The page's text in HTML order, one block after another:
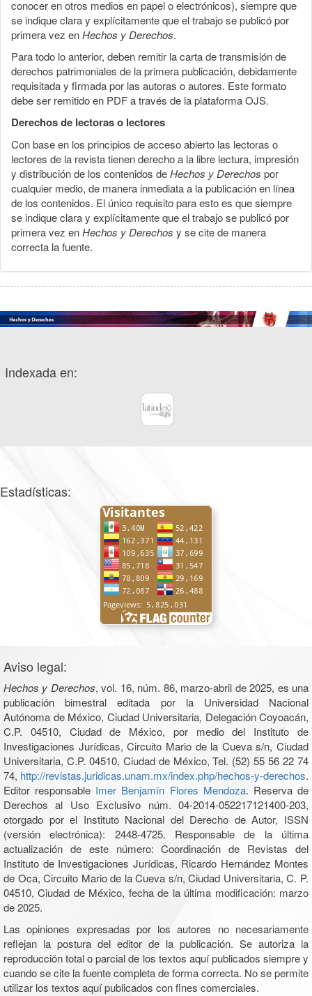
conocer en otros medios en papel o electrónicos), siempre que
se indique clara y explícitamente que el trabajo se publicó por
primera vez enHechos y Derechos.
Para todo lo anterior, deben remitir la carta de transmisión de
derechos patrimoniales de la primera publicación, debidamente
requisitada y firmada por las autoras o autores. Este formato
debe ser remitido en PDF a través de la plataforma OJS.
Derechos de lectoras o lectores
Con base en los principios de acceso abierto las lectoras o
lectores de la revista tienen derecho a la libre lectura, impresión
y distribución de los contenidos deHechos y Derechos por
cualquier medio, de manera inmediata a la publicación en línea
de los contenidos. El único requisito para esto es que siempre
se indique clara y explícitamente que el trabajo se publicó por
primera vez enHechos y Derechos y se cite de manera
correcta la fuente.
Indexada en:
Estadísticas:
Aviso legal:
Hechos y Derechos, vol. 16, núm. 86, marzo-abril de 2025, es una
publicación bimestral editada por la Universidad Nacional
Autónoma de México, Ciudad Universitaria, Delegación Coyoacán,
C.P. 04510, Ciudad de México, por medio del Instituto de
Investigaciones Jurídicas, Circuito Mario de la Cueva s/n, Ciudad
Universitaria, C.P. 04510, Ciudad de México, Tel. (52) 55 56 22 74
74, http://revistas.juridicas.unam.mx/index.php/hechos-y-derechos.
Editor responsable Imer Benjamín Flores Mendoza. Reserva de
Derechos al Uso Exclusivo núm. 04-2014-052217121400-203,
otorgado por el Instituto Nacional del Derecho de Autor, ISSN
(versión electrónica): 2448-4725. Responsable de la última
actualización de este número: Coordinación de Revistas del
Instituto de Investigaciones Jurídicas, Ricardo Hernández Montes
de Oca, Circuito Mario de la Cueva s/n, Ciudad Universitaria, C. P.
04510, Ciudad de México, fecha de la última modificación: marzo
de 2025.
Las opiniones expresadas por los autores no necesariamente
reflejan la postura del editor de la publicación. Se autoriza la
reproducción total o parcial de los textos aquí publicados siempre y
cuando se cite la fuente completa de forma correcta. No se permite
utilizar los textos aquí publicados con fines comerciales.